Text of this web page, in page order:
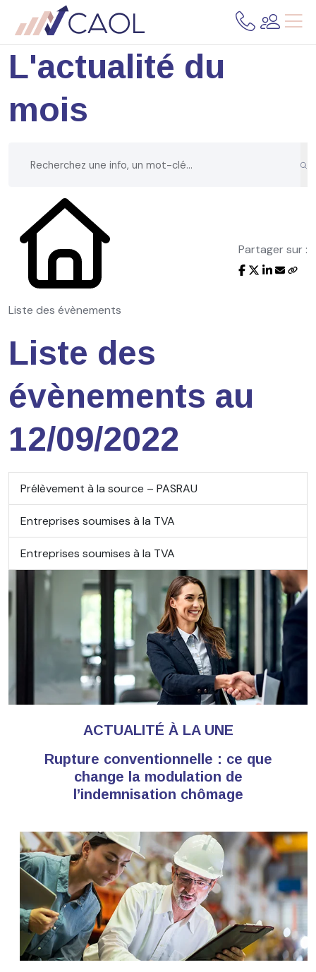
L'actualité du
mois
Liste des évènements
Partager sur :
Liste des
évènements au
12/09/2022
Prélèvement à la source – PASRAU
Entreprises soumises à la TVA
Entreprises soumises à la TVA
ACTUALITÉ À LA UNE
Rupture conventionnelle : ce que
change la modulation de
l’indemnisation chômage